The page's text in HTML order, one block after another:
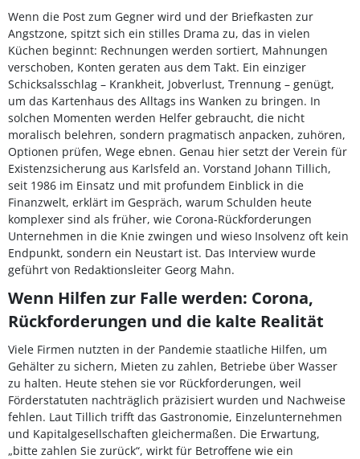
Wenn die Post zum Gegner wird und der Briefkasten zur
Angstzone, spitzt sich ein stilles Drama zu, das in vielen
Küchen beginnt: Rechnungen werden sortiert, Mahnungen
verschoben, Konten geraten aus dem Takt. Ein einziger
Schicksalsschlag – Krankheit, Jobverlust, Trennung – genügt,
um das Kartenhaus des Alltags ins Wanken zu bringen. In
solchen Momenten werden Helfer gebraucht, die nicht
moralisch belehren, sondern pragmatisch anpacken, zuhören,
Optionen prüfen, Wege ebnen. Genau hier setzt der Verein für
Existenzsicherung aus Karlsfeld an. Vorstand Johann Tillich,
seit 1986 im Einsatz und mit profundem Einblick in die
Finanzwelt, erklärt im Gespräch, warum Schulden heute
komplexer sind als früher, wie Corona-Rückforderungen
Unternehmen in die Knie zwingen und wieso Insolvenz oft kein
Endpunkt, sondern ein Neustart ist. Das Interview wurde
geführt von Redaktionsleiter Georg Mahn.
Wenn Hilfen zur Falle werden: Corona,
Rückforderungen und die kalte Realität
Viele Firmen nutzten in der Pandemie staatliche Hilfen, um
Gehälter zu sichern, Mieten zu zahlen, Betriebe über Wasser
zu halten. Heute stehen sie vor Rückforderungen, weil
Förderstatuten nachträglich präzisiert wurden und Nachweise
fehlen. Laut Tillich trifft das Gastronomie, Einzelunternehmen
und Kapitalgesellschaften gleichermaßen. Die Erwartung,
„bitte zahlen Sie zurück“, wirkt für Betroffene wie ein